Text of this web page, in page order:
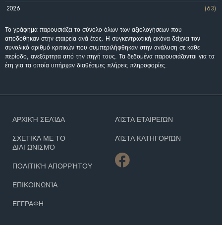
2026
(63)
Το γράφημα παρουσιάζει το σύνολο όλων των αξιολογήσεων που
αποδόθηκαν στην εταιρεία ανά έτος. Η συγκεντρωτική εικόνα δείχνει τον
συνολικό αριθμό κριτικών που συμπεριλήφθηκαν στην ανάλυση σε κάθε
περίοδο, ανεξάρτητα από την πηγή τους. Τα δεδομένα παρουσιάζονται για τα
έτη για τα οποία υπήρχαν διαθέσιμες πλήρεις πληροφορίες.
ΑΡΧΙΚΉ ΣΕΛΊΔΑ
ΣΧΕΤΙΚΆ ΜΕ ΤΟ
ΔΙΑΓΩΝΙΣΜΌ
ΠΟΛΙΤΙΚΉ ΑΠΟΡΡΉΤΟΥ
ΕΠΙΚΟΙΝΩΝΊΑ
ΕΓΓΡΑΦΗ
ΛΊΣΤΑ ΕΤΑΙΡΕΙΏΝ
ΛΊΣΤΑ ΚΑΤΗΓΟΡΙΏΝ